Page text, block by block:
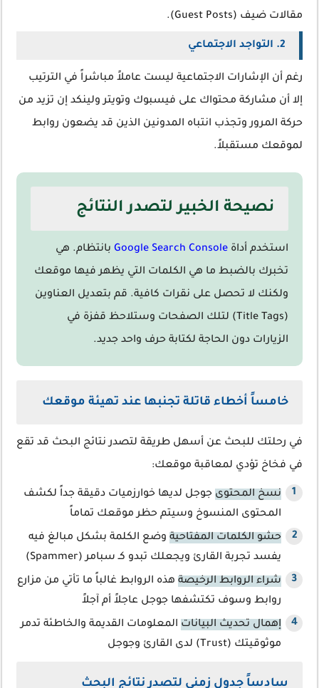
مقالات ضيف (Guest Posts).
2. التواجد الاجتماعي
رغم أن الإشارات الاجتماعية ليست عاملاً مباشراً في الترتيب
إلا أن مشاركة محتواك على فيسبوك وتويتر ولينكد إن تزيد من
حركة المرور وتجذب انتباه المدونين الذين قد يضعون روابط
لموقعك مستقبلاً.
نصيحة الخبير لتصدر النتائج
استخدم أداة Google Search Console بانتظام. هي
تخبرك بالضبط ما هي الكلمات التي يظهر فيها موقعك
ولكنك لا تحصل على نقرات كافية. قم بتعديل العناوين
(Title Tags) لتلك الصفحات وستلاحظ قفزة في
الزيارات دون الحاجة لكتابة حرف واحد جديد.
خامساً أخطاء قاتلة تجنبها عند تهيئة موقعك
في رحلتك للبحث عن أسهل طريقة لتصدر نتائج البحث قد تقع
في فخاخ تؤدي لمعاقبة موقعك:
نسخ المحتوى جوجل لديها خوارزميات دقيقة جداً لكشف
المحتوى المنسوخ وسيتم حظر موقعك تماماً
حشو الكلمات المفتاحية وضع الكلمة بشكل مبالغ فيه
يفسد تجربة القارئ ويجعلك تبدو كـ سبامر (Spammer)
شراء الروابط الرخيصة هذه الروابط غالباً ما تأتي من مزارع
روابط وسوف تكتشفها جوجل عاجلاً أم آجلاً
إهمال تحديث البيانات المعلومات القديمة والخاطئة تدمر
موثوقيتك (Trust) لدى القارئ وجوجل
سادساً جدول زمني لتصدر نتائج البحث